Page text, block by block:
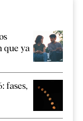
que ya
fases,